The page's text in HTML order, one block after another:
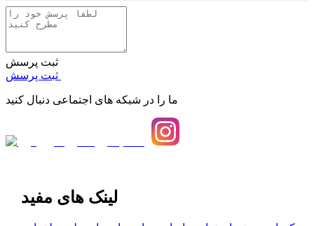
ثبت پرسش
ما را در شبکه های اجتماعی دنبال کنید
لینک های مفید